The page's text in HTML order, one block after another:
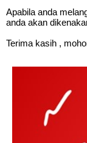
Apabila anda
anda akan
Terima kasih ,